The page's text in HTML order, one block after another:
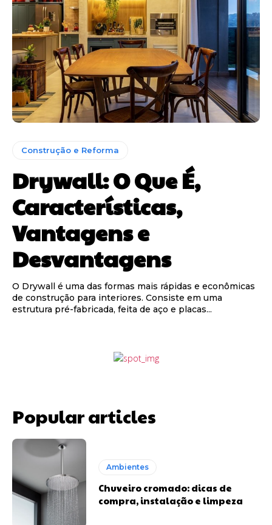
Construção e Reforma
Drywall: O Que É,
Características,
Vantagens e
Desvantagens
O Drywall é uma das formas mais rápidas e econômicas
de construção para interiores. Consiste em uma
estrutura pré-fabricada, feita de aço e placas...
Popular articles
Ambientes
Chuveiro cromado: dicas de
compra, instalação e limpeza